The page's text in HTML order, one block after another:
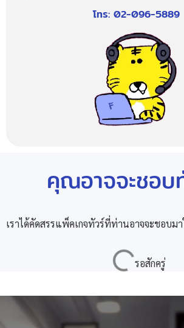
โทร: 02-096-5889
คุณอาจจะชอบ
เราได้คัดสรรแพ็คเกจทัวร์ที่ท่านอาจจะชอบม